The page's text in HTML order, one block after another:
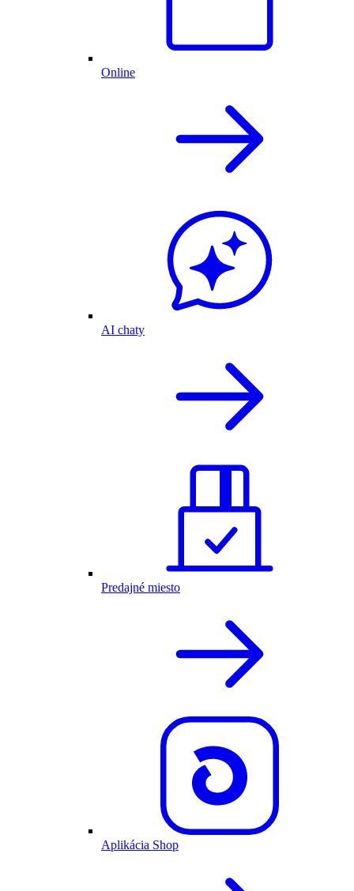
Online
AI chaty
Predajné miesto
Aplikácia Shop